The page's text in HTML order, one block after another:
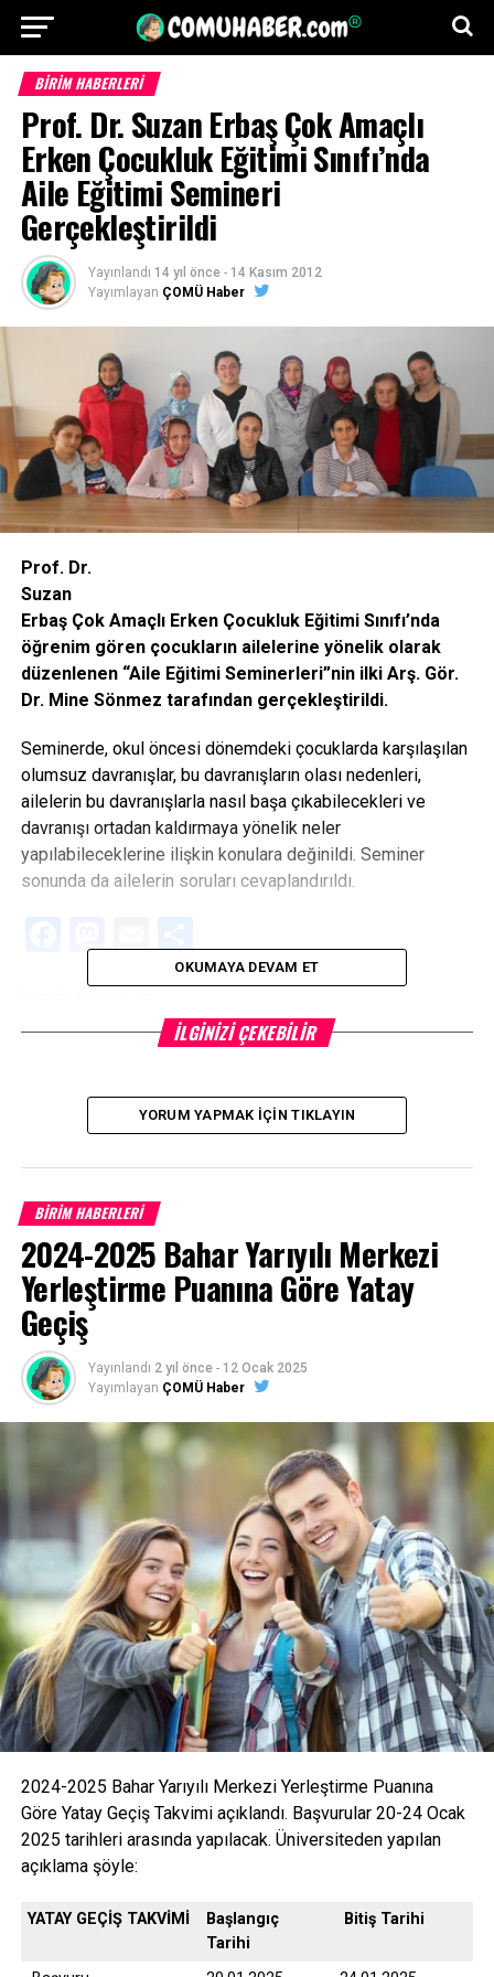
BİRİM HABERLERİ
Prof. Dr. Suzan Erbaş Çok Amaçlı
Erken Çocukluk Eğitimi Sınıfı’nda
Aile Eğitimi Semineri
Gerçekleştirildi
Yayınlandı 14 yıl önce - 14 Kasım 2012
Yayımlayan ÇOMÜ Haber
Prof. Dr.
Suzan
Erbaş Çok Amaçlı Erken Çocukluk Eğitimi Sınıfı’nda
öğrenim gören çocukların ailelerine yönelik olarak
düzenlenen “Aile Eğitimi Seminerleri”nin ilki Arş. Gör.
Dr. Mine Sönmez tarafından gerçekleştirildi.
Seminerde, okul öncesi dönemdeki çocuklarda karşılaşılan
olumsuz davranışlar, bu davranışların olası nedenleri,
ailelerin bu davranışlarla nasıl başa çıkabilecekleri ve
davranışı ortadan kaldırmaya yönelik neler
yapılabileceklerine ilişkin konulara değinildi. Seminer
sonunda da ailelerin soruları cevaplandırıldı.
BIR SONRAKI
Rektörlükten Öğrenci topluluklarına Duyuru
ÇOMÜ’de “Bizim Yûnus” Esintisi
OKUMAYA DEVAM ET
İLGINIZI ÇEKEBILIR
YORUM YAPMAK İÇIN TIKLAYIN
BİRİM HABERLERİ
2024-2025 Bahar Yarıyılı Merkezi
Yerleştirme Puanına Göre Yatay
Geçiş
Yayınlandı 2 yıl önce - 12 Ocak 2025
Yayımlayan ÇOMÜ Haber
2024-2025 Bahar Yarıyılı Merkezi Yerleştirme Puanına
Göre Yatay Geçiş Takvimi açıklandı. Başvurular 20-24 Ocak
2025 tarihleri arasında yapılacak. Üniversiteden yapılan
açıklama şöyle:
YATAY GEÇİŞ TAKVİMİ
Başlangıç
Tarihi
Bitiş Tarihi